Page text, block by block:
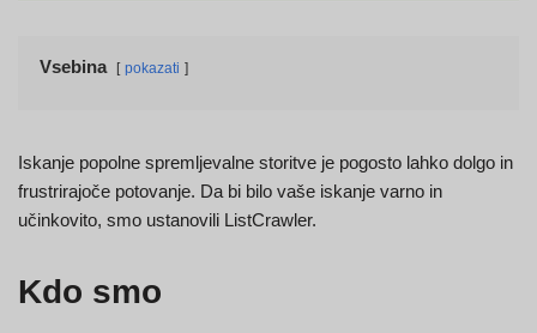
Iskanje popolne spremljevalne storitve je pogosto lahko dolgo in
frustrirajoče potovanje. Da bi bilo vaše iskanje varno in
Kdo smo